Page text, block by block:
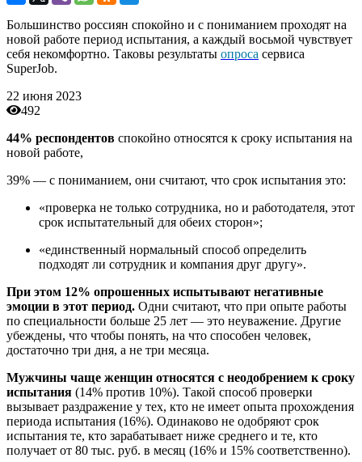
Большинство россиян спокойно и с пониманием проходят на
новой работе период испытания, а каждый восьмой чувствует
себя некомфортно. Таковы результаты опроса сервиса
SuperJob.
22 июня 2023
492
44% респондентов спокойно относятся к сроку испытания на
новой работе,
39% — с пониманием, они считают, что срок испытания это:
«проверка не только сотрудника, но и работодателя, этот
срок испытательный для обеих сторон»;
«единственный нормальный способ определить
подходят ли сотрудник и компания друг другу».
При этом 12% опрошенных испытывают негативные
эмоции в этот период. Одни считают, что при опыте работы
по специальности больше 25 лет — это неуважение. Другие
убеждены, что чтобы понять, на что способен человек,
достаточно три дня, а не три месяца.
Мужчины чаще женщин относятся с неодобрением к сроку
испытания (14% против 10%). Такой способ проверки
вызывает раздражение у тех, кто не имеет опыта прохождения
периода испытания (16%). Одинаково не одобряют срок
испытания те, кто зарабатывает ниже среднего и те, кто
получает от 80 тыс. руб. в месяц (16% и 15% соответственно).